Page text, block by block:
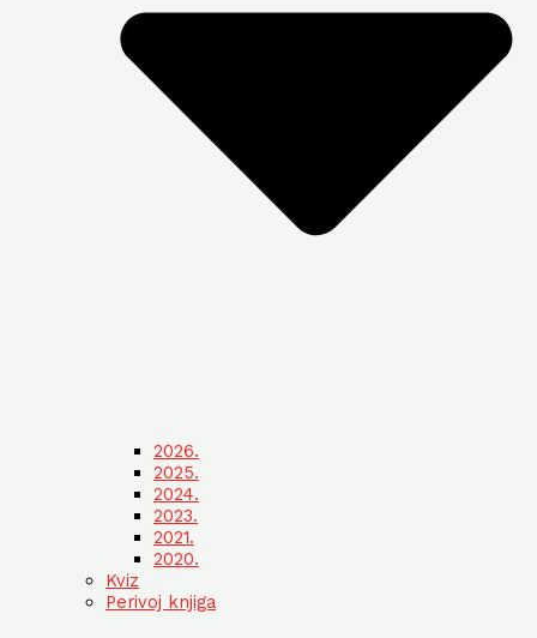
2026.
2025.
2024.
2023.
2021.
2020.
Kviz
Perivoj knjiga